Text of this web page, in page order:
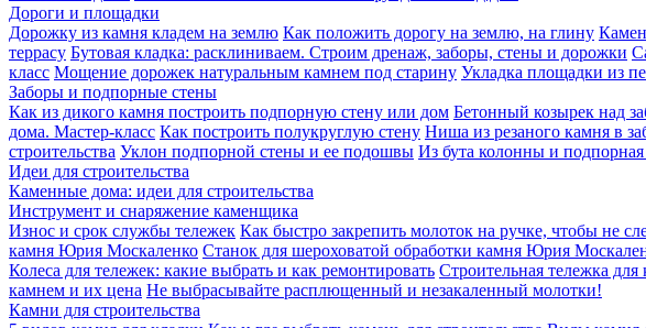
Дороги и площадки
Дорожку из камня кладем на землю Как положить дорогу на землю, на глину
террасу Бутовая кладка: расклиниваем. Строим дренаж, заборы, стены и дорожки
класс Мощение дорожек натуральным камнем под старину Укладка площадки из
Заборы и подпорные стены
Как из дикого камня построить подпорную стену или дом Бетонный козырек над
дома. Мастер-класс Как построить полукруглую стену Ниша из резаного камня в
строительства Уклон подпорной стены и ее подошвы Из бута колонны и
Идеи для строительства
Каменные дома: идеи для строительства
Инструмент и снаряжение каменщика
Износ и срок службы тележек Как быстро закрепить молоток на ручке, чтобы не
камня Юрия Москаленко Станок для шероховатой обработки камня Юрия
Колеса для тележек: какие выбрать и как ремонтировать Строительная тележка для
камнем и их цена Не выбрасывайте расплющенный и незакаленный молотки!
Камни для строительства